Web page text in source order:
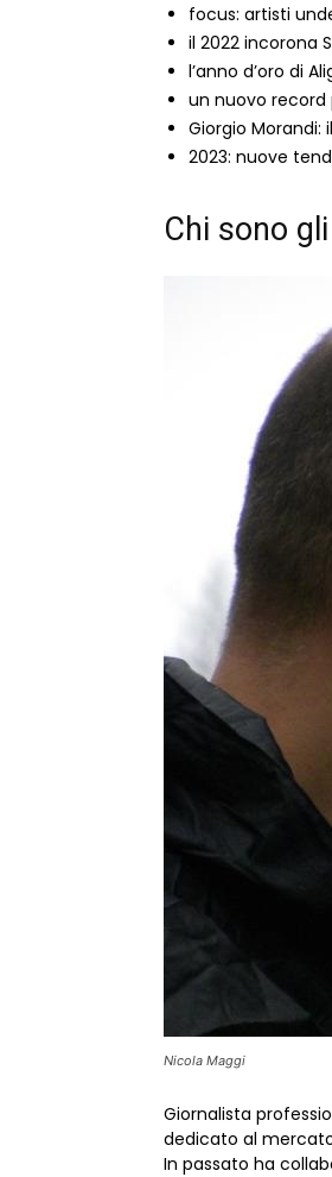
focus: artisti
il 2022 incorona
l’anno d’oro di
un nuovo record
Giorgio Morandi:
2023: nuove
Chi sono
Nicola Maggi
Giornalista
dedicato al
In passato ha